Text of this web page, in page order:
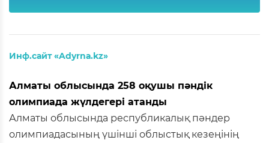
Инф.сайт «Adyrnа.kz»
Алматы облысында 258 оқушы пәндік
олимпиада жүлдегері атанды
Алматы облысында республикалық пәндер
олимпиадасының үшінші облыстық кезеңінің